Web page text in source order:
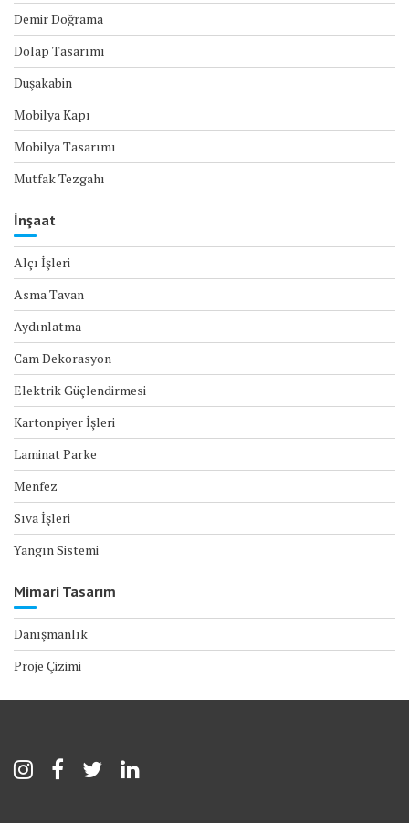
Demir Doğrama
Dolap Tasarımı
Duşakabin
Mobilya Kapı
Mobilya Tasarımı
Mutfak Tezgahı
İnşaat
Alçı İşleri
Asma Tavan
Aydınlatma
Cam Dekorasyon
Elektrik Güçlendirmesi
Kartonpiyer İşleri
Laminat Parke
Menfez
Sıva İşleri
Yangın Sistemi
Mimari Tasarım
Danışmanlık
Proje Çizimi